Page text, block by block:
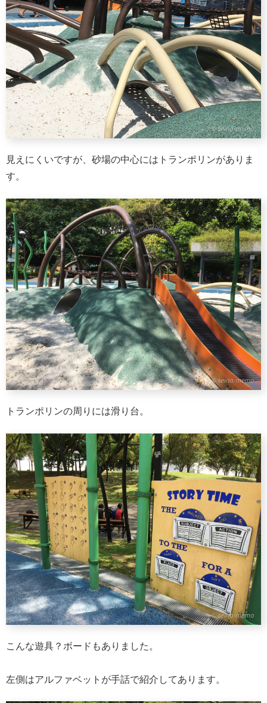
見えにくいですが、砂場の中心にはトランポリンがありま
す。
トランポリンの周りには滑り台。
こんな遊具？ボードもありました。
左側はアルファベットが手話で紹介してあります。